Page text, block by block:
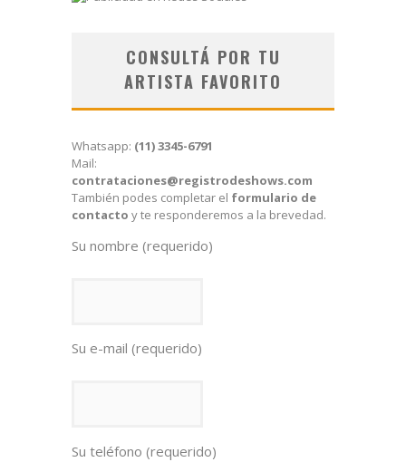
CONSULTÁ POR TU
ARTISTA FAVORITO
Whatsapp: (11) 3345-6791
Mail:
contrataciones@registrodeshows.com
También podes completar el formulario de
contacto y te responderemos a la brevedad.
Su nombre (requerido)
Su e-mail (requerido)
Su teléfono (requerido)